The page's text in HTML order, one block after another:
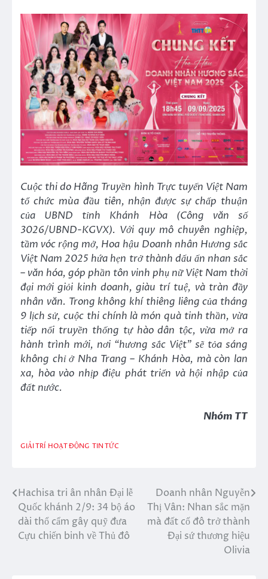
Cuộc thi do Hãng Truyền hình Trực tuyến Việt Nam
tổ chức mùa đầu tiên, nhận được sự chấp thuận
của UBND tỉnh Khánh Hòa (Công văn số
3026/UBND-KGVX). Với quy mô chuyên nghiệp,
tầm vóc rộng mở, Hoa hậu Doanh nhân Hương sắc
Việt Nam 2025 hứa hẹn trở thành dấu ấn nhan sắc
– văn hóa, góp phần tôn vinh phụ nữ Việt Nam thời
đại mới giỏi kinh doanh, giàu trí tuệ, và tràn đầy
nhân văn. Trong không khí thiêng liêng của tháng
9 lịch sử, cuộc thi chính là món quà tinh thần, vừa
tiếp nối truyền thống tự hào dân tộc, vừa mở ra
hành trình mới, nơi “hương sắc Việt” sẽ tỏa sáng
không chỉ ở Nha Trang – Khánh Hòa, mà còn lan
xa, hòa vào nhịp điệu phát triển và hội nhập của
đất nước.
Nhóm TT
GIẢI TRÍ HOẠT ĐỘNG TIN TỨC
Điều
hướng
bài
Hachisa tri ân nhân Đại lễ
Quốc khánh 2/9: 34 bộ áo
dài thổ cẩm gây quỹ đưa
Cựu chiến binh về Thủ đô
Doanh nhân Nguyễn
Thị Vân: Nhan sắc mặn
mà đất cố đô trở thành
Đại sứ thương hiệu
Olivia